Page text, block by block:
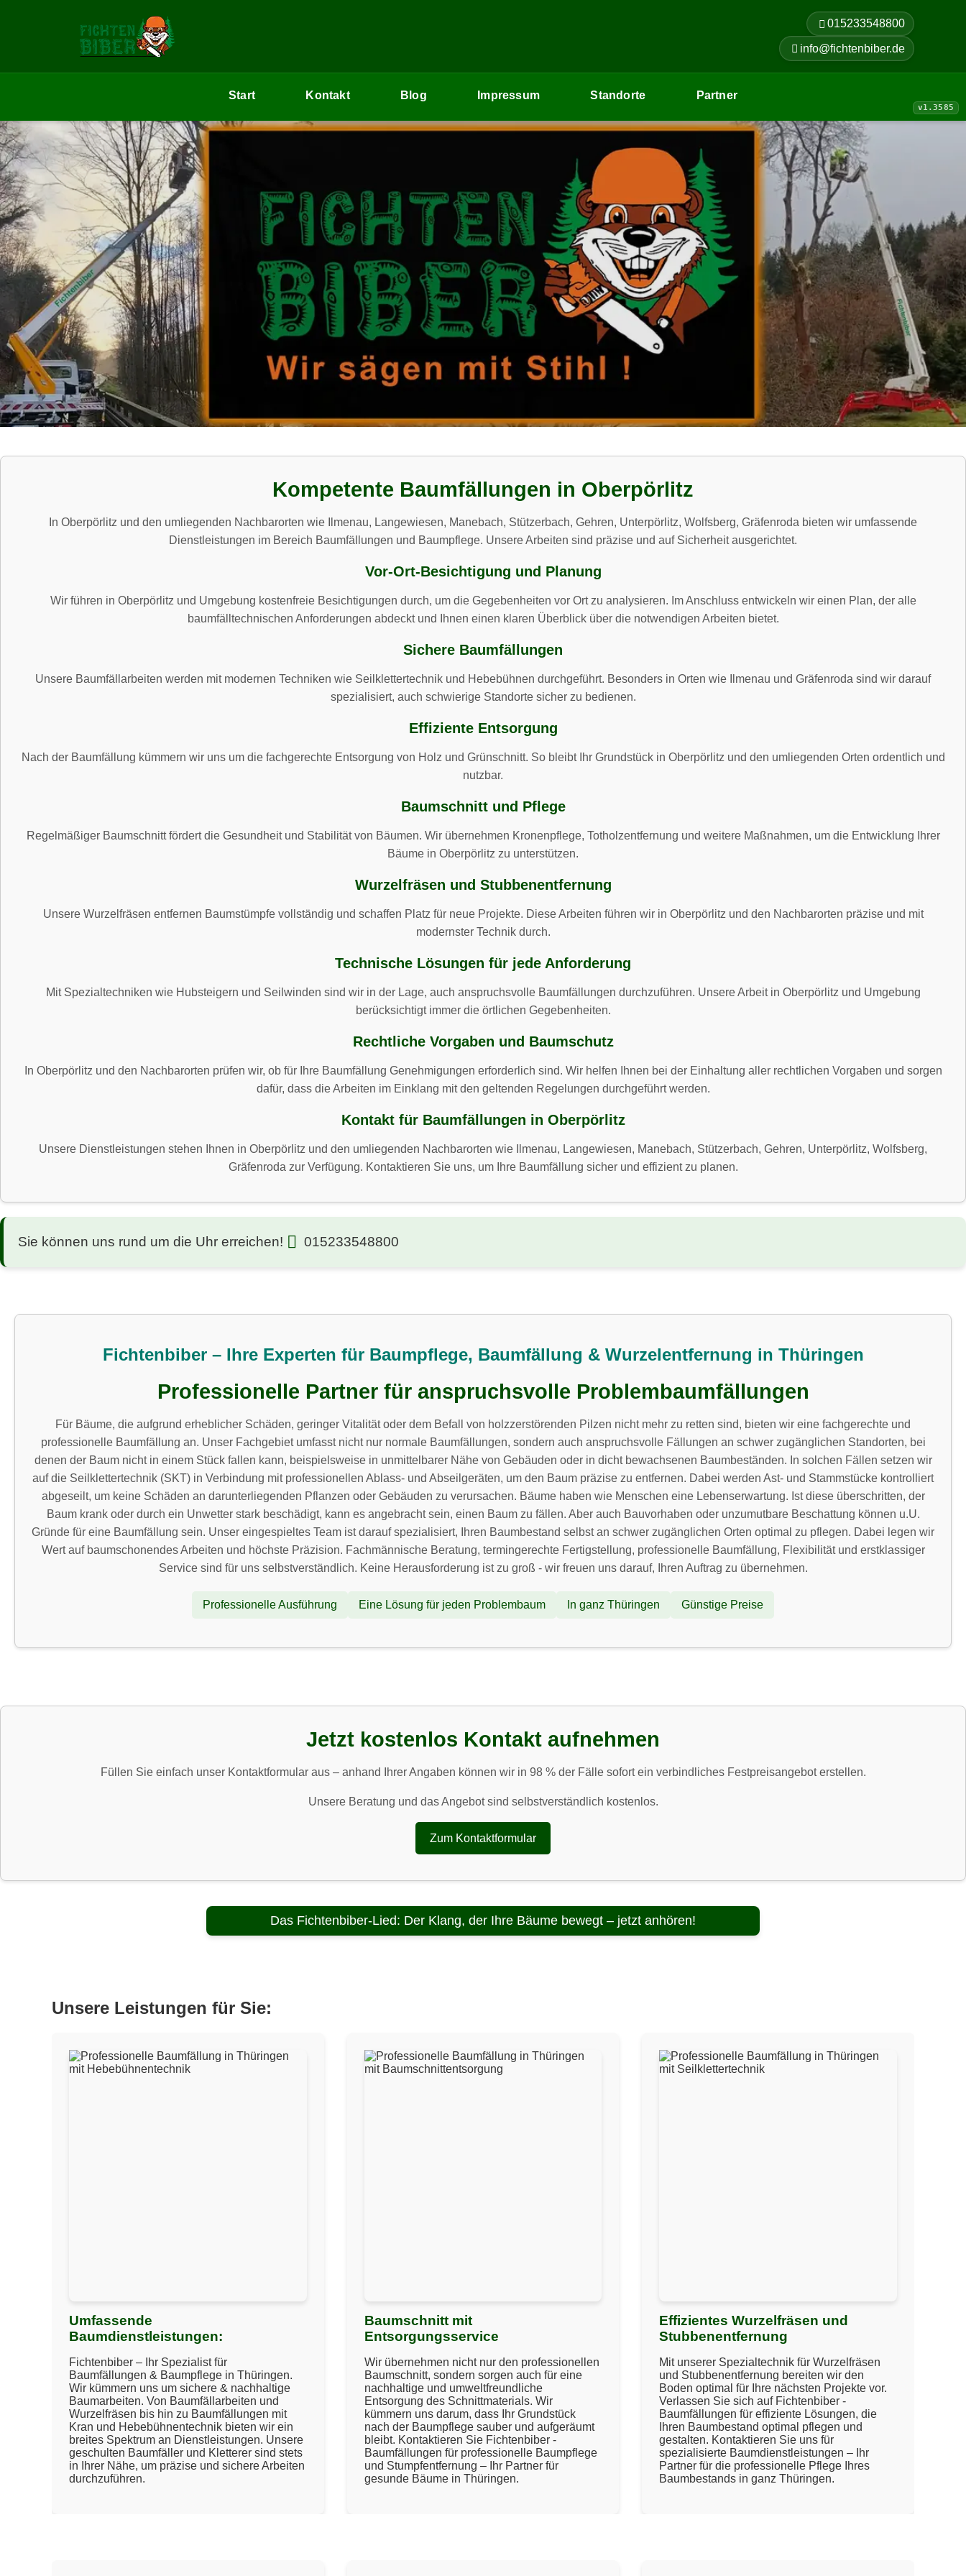
015233548800
info@fichtenbiber.de
Start Kontakt Blog Impressum Standorte Partner
Kompetente Baumfällungen in Oberpörlitz
In Oberpörlitz und den umliegenden Nachbarorten wie Ilmenau, Langewiesen, Manebach, Stützerbach, Gehren, Unterpörlitz, Wolfsberg, Gräfenroda bieten wir umfassende
Dienstleistungen im Bereich Baumfällungen und Baumpflege. Unsere Arbeiten sind präzise und auf Sicherheit ausgerichtet.
Vor-Ort-Besichtigung und Planung
Wir führen in Oberpörlitz und Umgebung kostenfreie Besichtigungen durch, um die Gegebenheiten vor Ort zu analysieren. Im Anschluss entwickeln wir einen Plan, der alle
baumfälltechnischen Anforderungen abdeckt und Ihnen einen klaren Überblick über die notwendigen Arbeiten bietet.
Sichere Baumfällungen
Unsere Baumfällarbeiten werden mit modernen Techniken wie Seilklettertechnik und Hebebühnen durchgeführt. Besonders in Orten wie Ilmenau und Gräfenroda sind wir darauf
spezialisiert, auch schwierige Standorte sicher zu bedienen.
Effiziente Entsorgung
Nach der Baumfällung kümmern wir uns um die fachgerechte Entsorgung von Holz und Grünschnitt. So bleibt Ihr Grundstück in Oberpörlitz und den umliegenden Orten ordentlich und
nutzbar.
Baumschnitt und Pflege
Regelmäßiger Baumschnitt fördert die Gesundheit und Stabilität von Bäumen. Wir übernehmen Kronenpflege, Totholzentfernung und weitere Maßnahmen, um die Entwicklung Ihrer
Bäume in Oberpörlitz zu unterstützen.
Wurzelfräsen und Stubbenentfernung
Unsere Wurzelfräsen entfernen Baumstümpfe vollständig und schaffen Platz für neue Projekte. Diese Arbeiten führen wir in Oberpörlitz und den Nachbarorten präzise und mit
modernster Technik durch.
Technische Lösungen für jede Anforderung
Mit Spezialtechniken wie Hubsteigern und Seilwinden sind wir in der Lage, auch anspruchsvolle Baumfällungen durchzuführen. Unsere Arbeit in Oberpörlitz und Umgebung
berücksichtigt immer die örtlichen Gegebenheiten.
Rechtliche Vorgaben und Baumschutz
In Oberpörlitz und den Nachbarorten prüfen wir, ob für Ihre Baumfällung Genehmigungen erforderlich sind. Wir helfen Ihnen bei der Einhaltung aller rechtlichen Vorgaben und sorgen
dafür, dass die Arbeiten im Einklang mit den geltenden Regelungen durchgeführt werden.
Kontakt für Baumfällungen in Oberpörlitz
Unsere Dienstleistungen stehen Ihnen in Oberpörlitz und den umliegenden Nachbarorten wie Ilmenau, Langewiesen, Manebach, Stützerbach, Gehren, Unterpörlitz, Wolfsberg,
Gräfenroda zur Verfügung. Kontaktieren Sie uns, um Ihre Baumfällung sicher und effizient zu planen.
Sie können uns rund um die Uhr erreichen! 015233548800
Fichtenbiber – Ihre Experten für Baumpflege, Baumfällung & Wurzelentfernung in Thüringen
Professionelle Partner für anspruchsvolle Problembaumfällungen
Für Bäume, die aufgrund erheblicher Schäden, geringer Vitalität oder dem Befall von holzzerstörenden Pilzen nicht mehr zu retten sind, bieten wir eine fachgerechte und
professionelle Baumfällung an. Unser Fachgebiet umfasst nicht nur normale Baumfällungen, sondern auch anspruchsvolle Fällungen an schwer zugänglichen Standorten, bei
denen der Baum nicht in einem Stück fallen kann, beispielsweise in unmittelbarer Nähe von Gebäuden oder in dicht bewachsenen Baumbeständen. In solchen Fällen setzen wir
auf die Seilklettertechnik (SKT) in Verbindung mit professionellen Ablass- und Abseilgeräten, um den Baum präzise zu entfernen. Dabei werden Ast- und Stammstücke kontrolliert
abgeseilt, um keine Schäden an darunterliegenden Pflanzen oder Gebäuden zu verursachen. Bäume haben wie Menschen eine Lebenserwartung. Ist diese überschritten, der
Baum krank oder durch ein Unwetter stark beschädigt, kann es angebracht sein, einen Baum zu fällen. Aber auch Bauvorhaben oder unzumutbare Beschattung können u.U.
Gründe für eine Baumfällung sein. Unser eingespieltes Team ist darauf spezialisiert, Ihren Baumbestand selbst an schwer zugänglichen Orten optimal zu pflegen. Dabei legen wir
Wert auf baumschonendes Arbeiten und höchste Präzision. Fachmännische Beratung, termingerechte Fertigstellung, professionelle Baumfällung, Flexibilität und erstklassiger
Service sind für uns selbstverständlich. Keine Herausforderung ist zu groß - wir freuen uns darauf, Ihren Auftrag zu übernehmen.
Professionelle Ausführung Eine Lösung für jeden Problembaum In ganz Thüringen Günstige Preise
Jetzt kostenlos Kontakt aufnehmen
Füllen Sie einfach unser Kontaktformular aus – anhand Ihrer Angaben können wir in 98 % der Fälle sofort ein verbindliches Festpreisangebot erstellen.
Unsere Beratung und das Angebot sind selbstverständlich kostenlos.
Zum Kontaktformular
Das Fichtenbiber-Lied: Der Klang, der Ihre Bäume bewegt – jetzt anhören!
Unsere Leistungen für Sie:
Umfassende
Baumdienstleistungen:
Fichtenbiber – Ihr Spezialist für
Baumfällungen & Baumpflege in Thüringen.
Wir kümmern uns um sichere & nachhaltige
Baumarbeiten. Von Baumfällarbeiten und
Wurzelfräsen bis hin zu Baumfällungen mit
Kran und Hebebühnentechnik bieten wir ein
breites Spektrum an Dienstleistungen. Unsere
geschulten Baumfäller und Kletterer sind stets
in Ihrer Nähe, um präzise und sichere Arbeiten
durchzuführen.
Baumschnitt mit
Entsorgungsservice
Wir übernehmen nicht nur den professionellen
Baumschnitt, sondern sorgen auch für eine
nachhaltige und umweltfreundliche
Entsorgung des Schnittmaterials. Wir
kümmern uns darum, dass Ihr Grundstück
nach der Baumpflege sauber und aufgeräumt
bleibt. Kontaktieren Sie Fichtenbiber -
Baumfällungen für professionelle Baumpflege
und Stumpfentfernung – Ihr Partner für
gesunde Bäume in Thüringen.
Effizientes Wurzelfräsen und
Stubbenentfernung
Mit unserer Spezialtechnik für Wurzelfräsen
und Stubbenentfernung bereiten wir den
Boden optimal für Ihre nächsten Projekte vor.
Verlassen Sie sich auf Fichtenbiber -
Baumfällungen für effiziente Lösungen, die
Ihren Baumbestand optimal pflegen und
gestalten. Kontaktieren Sie uns für
spezialisierte Baumdienstleistungen – Ihr
Partner für die professionelle Pflege Ihres
Baumbestands in ganz Thüringen.